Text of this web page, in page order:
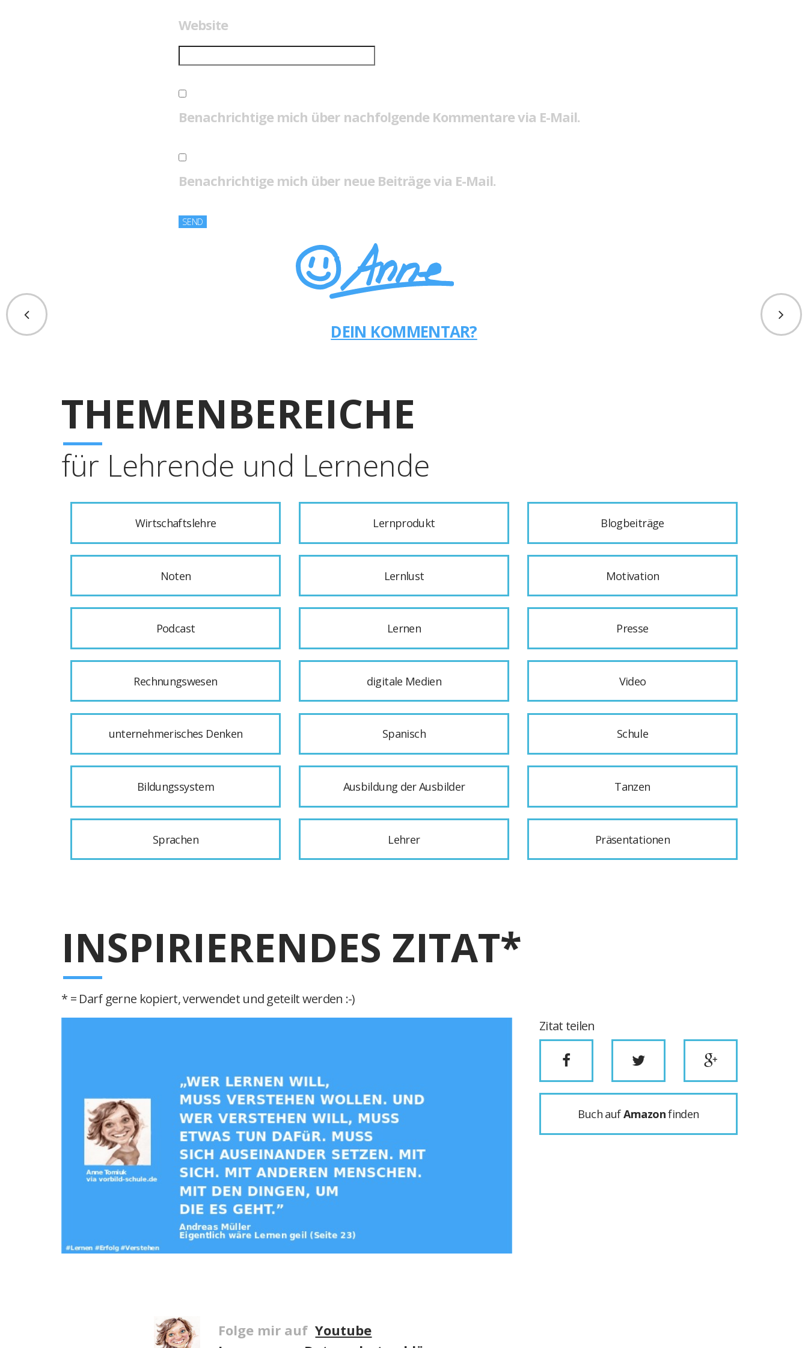
Website
Benachrichtige mich über nachfolgende Kommentare via E-Mail.
Benachrichtige mich über neue Beiträge via E-Mail.
DEIN KOMMENTAR?
THEMENBEREICHE
für Lehrende und Lernende
Wirtschaftslehre Lernprodukt Blogbeiträge
Noten Lernlust Motivation
Podcast Lernen Presse
Rechnungswesen digitale Medien Video
unternehmerisches Denken Spanisch Schule
Bildungssystem Ausbildung der Ausbilder Tanzen
Sprachen Lehrer Präsentationen
INSPIRIERENDES ZITAT*
* = Darf gerne kopiert, verwendet und geteilt werden :-)
Zitat teilen
Buch aufAmazonfinden
Folge mir auf Youtube